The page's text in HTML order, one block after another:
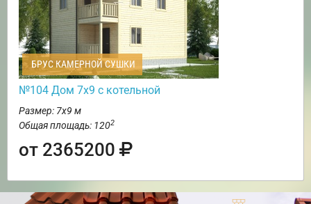
БРУС КАМЕРНОЙ СУШКИ
№104 Дом 7х9 с котельной
Размер: 7х9 м
Общая площадь: 1202
от 2365200